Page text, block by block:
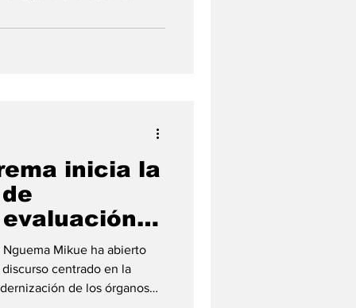
de la Corte
Evuy Nguema Mikue, ha
inicia la
al cierre
Mikue ha abierto
centrado en la
de los órganos